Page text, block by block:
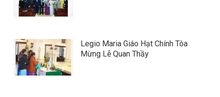
Legio Maria Giáo Hạt Chính Tòa
Mừng Lễ Quan Thầy